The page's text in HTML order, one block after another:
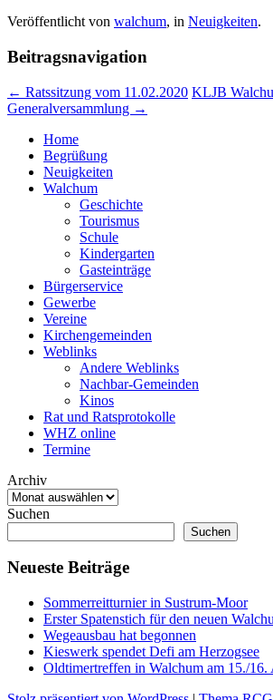
Veröffentlicht von walchum, in Neuigkeiten.
Beitragsnavigation
← Ratssitzung vom 11.02.2020 KLJB
Generalversammlung →
Home
Begrüßung
Neuigkeiten
Walchum
Geschichte
Tourismus
Schule
Kindergarten
Gasteinträge
Bürgerservice
Gewerbe
Vereine
Kirchengemeinden
Weblinks
Andere Weblinks
Nachbar-Gemeinden
Kinos
Rat und Ratsprotokolle
WHZ online
Termine
Archiv
Suchen
Suchen
Neueste Beiträge
Sommerreitturnier in Sustrum-Moor
Erster Spatenstich für den neuen
Wegeausbau hat begonnen
Kieswerk spendet Defi am Herzogsee
Oldtimertreffen in Walchum am 15./16.